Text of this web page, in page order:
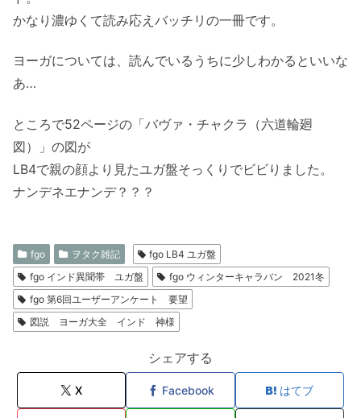
かなり濃ゆくて読み応えバッチリの一冊です。
ヨーガについては、読んでいるうちに少しわかるといいな
あ…
ところで52ページの「バヴァ・チャクラ（六道輪廻
図）」の図が
LB4で親の顔より見たユガ盤そっくりでビビりました。
ナンデネエナンデ？？？
fgo ヲタク雑記
fgo LB4 ユガ盤
fgo インド異聞帯 ユガ盤
fgo ウィンターキャラバン 2021冬
fgo 第6回ユーザーアンケート 要望
図説 ヨーガ大全 インド 神様
シェアする
X Facebook はてブ